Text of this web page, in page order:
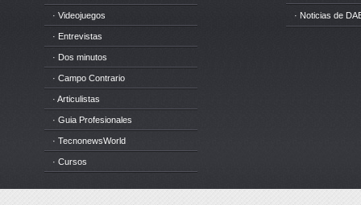
· Videojuegos
· Entrevistas
· Dos minutos
· Campo Contrario
· Articulistas
· Guia Profesionales
· TecnonewsWorld
· Cursos
· Noticias de